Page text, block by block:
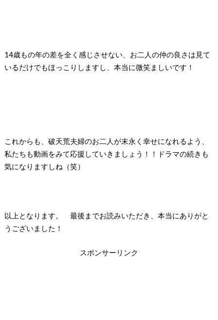
14歳もの年の差を全く感じさせない、お二人の仲の良さは見て
いるだけでもほっこりしますし、本当に微笑ましいです！
これからも、破天荒夫婦のお二人が末永く幸せになれるよう、
私たちも動画をみて応援していきましょう！！ドラマの続きも
気になりますしね（笑）
以上となります。 最後までお読みいただき、本当にありがと
うございました！
スポンサーリンク